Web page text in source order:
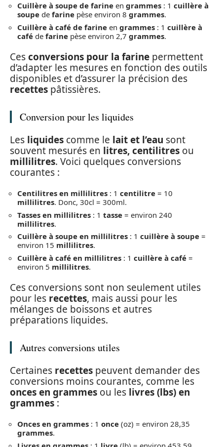
Cuillère à soupe de farine en grammes : 1 cuillère à
soupe de farine pèse environ 8 grammes.
Cuillère à café de farine en grammes : 1 cuillère à
café de farine pèse environ 2,7 grammes.
Cesconversions pour la farine permettent
d’adapter les mesures en fonction des outils
disponibles et d’assurer la précision des
recettes pâtissières.
Conversion pour les liquides
Les liquides comme le lait et l’eau sont
souvent mesurés en litres, centilitres ou
millilitres. Voici quelques conversions
courantes :
Centilitres en millilitres : 1 centilitre = 10
millilitres. Donc, 30cl = 300ml.
Tasses en millilitres : 1 tasse = environ 240
millilitres.
Cuillère à soupe en millilitres : 1 cuillère à soupe =
environ 15 millilitres.
Cuillère à café en millilitres : 1 cuillère à café =
environ 5 millilitres.
Ces conversions sont non seulement utiles
pour les recettes, mais aussi pour les
mélanges de boissons et autres
préparations liquides.
Autres conversions utiles
Certaines recettes peuvent demander des
conversions moins courantes, comme les
onces en grammes ou les livres (lbs) en
grammes :
Onces en grammes : 1 once (oz) = environ 28,35
grammes.